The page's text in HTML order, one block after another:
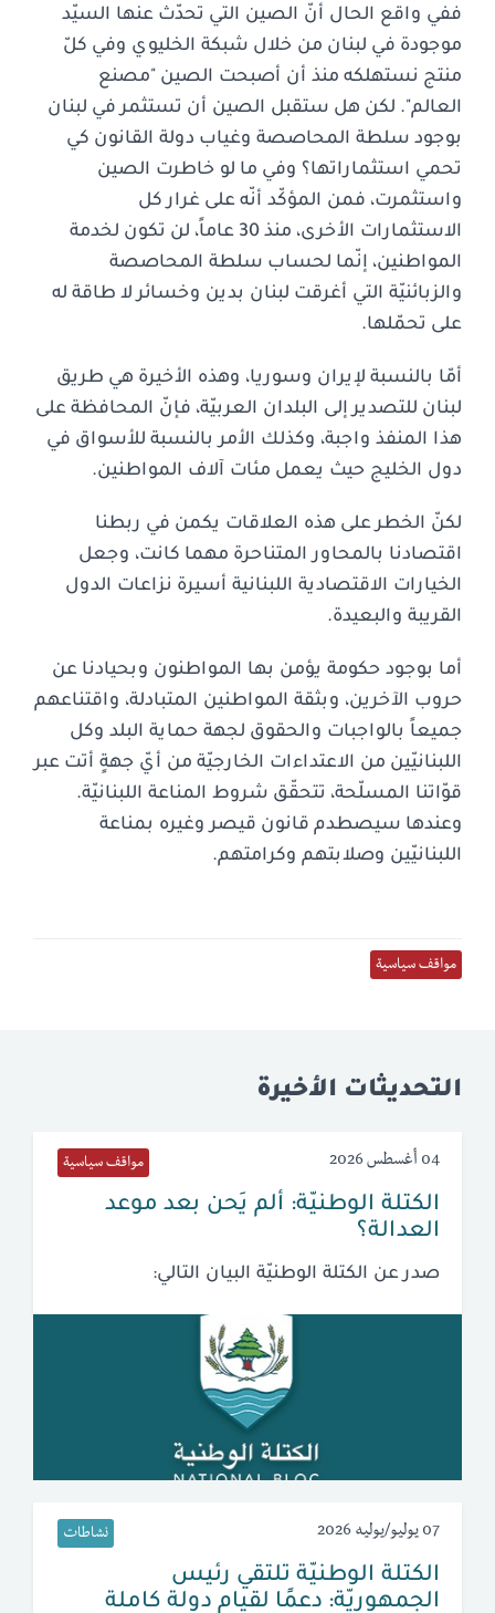
ففي واقع الحال أنّ الصين التي تحدّث عنها السيّد
موجودة في لبنان من خلال شبكة الخليوي وفي كلّ
منتج نستهلكه منذ أن أصبحت الصين "مصنع
العالم". لكن هل ستقبل الصين أن تستثمر في لبنان
بوجود سلطة المحاصصة وغياب دولة القانون كي
تحمي استثماراتها؟ وفي ما لو خاطرت الصين
واستثمرت، فمن المؤكّد أنّه على غرار كل
الاستثمارات الأخرى، منذ 30 عاماً، لن تكون لخدمة
المواطنين، إنّما لحساب سلطة المحاصصة
والزبائنيّة التي أغرقت لبنان بدين وخسائر لا طاقة له
على تحمّلها.
أمّا بالنسبة لإيران وسوريا، وهذه الأخيرة هي طريق
لبنان للتصدير إلى البلدان العربيّة، فإنّ المحافظة على
هذا المنفذ واجبة، وكذلك الأمر بالنسبة للأسواق في
دول الخليج حيث يعمل مئات آلاف المواطنين.
لكنّ الخطر على هذه العلاقات يكمن في ربطنا
اقتصادنا بالمحاور المتناحرة مهما كانت، وجعل
الخيارات الاقتصادية اللبنانية أسيرة نزاعات الدول
القريبة والبعيدة.
أما بوجود حكومة يؤمن بها المواطنون وبحيادنا عن
حروب الآخرين، وبثقة المواطنين المتبادلة، واقتناعهم
جميعاً بالواجبات والحقوق لجهة حماية البلد وكل
اللبنانيّين من الاعتداءات الخارجيّة من أيّ جهةٍ أتت عبر
قوّاتنا المسلّحة، تتحقّق شروط المناعة اللبنانيّة.
وعندها سيصطدم قانون قيصر وغيره بمناعة
اللبنانيّين وصلابتهم وكرامتهم.
مواقف سياسية
التحديثات الأخيرة
04 أغسطس 2026 مواقف سياسية
الكتلة الوطنيّة: ألم يَحن بعد موعد
العدالة؟
صدر عن الكتلة الوطنيّة البيان التالي:
07 يوليو/يوليه 2026 نشاطات
الكتلة الوطنيّة تلتقي رئيس
الجمهوريّة: دعمًا لقيام دولة كاملة